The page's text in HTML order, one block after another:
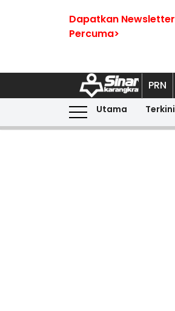
Dapatkan Newsletter
Percuma>
PRN
Utama Terkini